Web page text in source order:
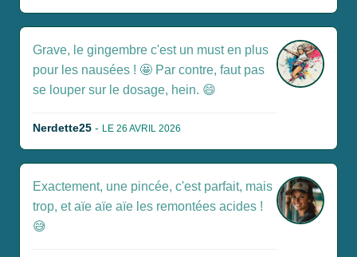
Grave, le gingembre c'est un must en plus
pour les nausées ! 🤩 Par contre, faut pas
se louper sur le dosage, hein. 😄
Nerdette25 - LE 26 AVRIL 2026
Exactement, une pincée, c'est parfait, mais
trop, et aïe aïe aïe les remontées acides !
😅